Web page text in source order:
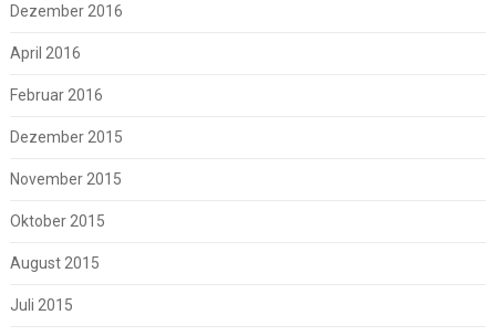
Dezember 2016
April 2016
Februar 2016
Dezember 2015
November 2015
Oktober 2015
August 2015
Juli 2015